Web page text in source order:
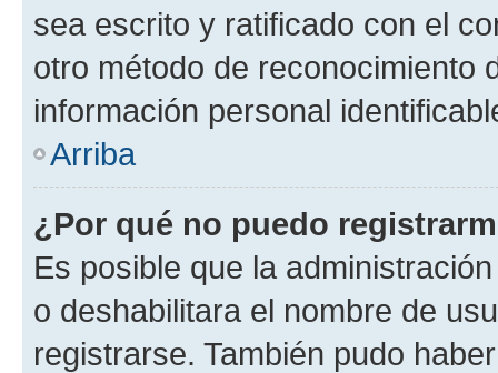
sea escrito y ratificado con el
otro método de reconocimiento
información personal
Arriba
¿Por qué no puedo
Es posible que la
o deshabilitara el nombre de
registrarse. También pudo